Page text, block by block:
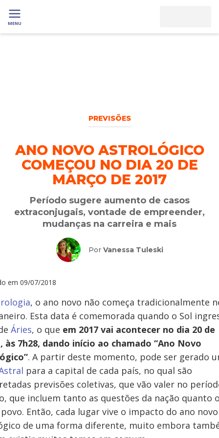
MENU
PREVISÕES
ANO NOVO ASTROLÓGICO
COMEÇOU NO DIA 20 DE
MARÇO DE 2017
Período sugere aumento de casos
extraconjugais, vontade de empreender,
mudanças na carreira e mais
Por Vanessa Tuleski
em 09/07/2018
, o ano novo não começa tradicionalmente
Esta data é comemorada quando o Sol
Áries, o que em 2017 vai acontecer no dia 20 de
às 7h28, dando início ao chamado “Ano Novo
. A partir deste momento, pode ser gerado
para a capital de cada país, no qual são
previsões coletivas, que vão valer no
que incluem tanto as questões da nação quanto
Então, cada lugar vive o impacto do ano novo
de uma forma diferente, muito embora